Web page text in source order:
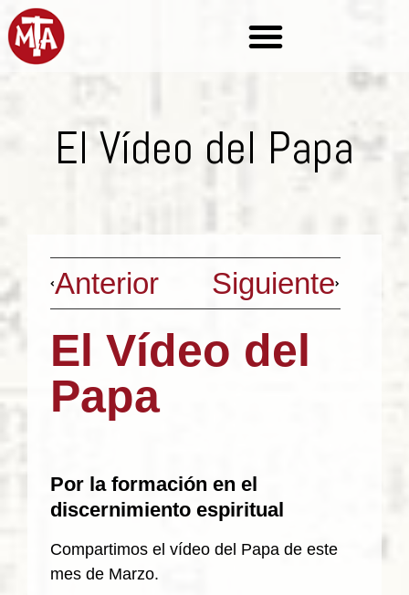
El Vídeo del Papa
Anterior Siguiente
El Vídeo del
Papa
Por la formación en el
discernimiento espiritual
Compartimos el vídeo del Papa de este
mes de Marzo.